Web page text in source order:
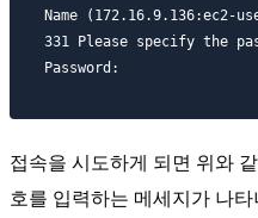
Name (172.16.9.136:ec2-
331 Please specify the
접속을 시도하게 되면 위와
호를 입력하는 메세지가 나